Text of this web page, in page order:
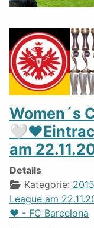
Women´s
am
Details
Kategorie:
League am
❤️ - FC Barcelona